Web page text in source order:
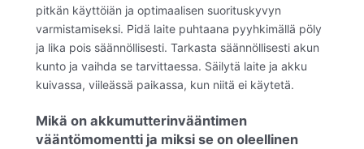
pitkän käyttöiän ja optimaalisen suorituskyvyn
varmistamiseksi. Pidä laite puhtaana pyyhkimällä pöly
ja lika pois säännöllisesti. Tarkasta säännöllisesti akun
kunto ja vaihda se tarvittaessa. Säilytä laite ja akku
kuivassa, viileässä paikassa, kun niitä ei käytetä.
Mikä on akkumutterinvääntimen
vääntömomentti ja miksi se on oleellinen